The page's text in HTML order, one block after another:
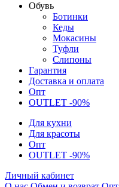
Обувь
Ботинки
Кеды
Мокасины
Туфли
Слипоны
Гарантия
Доставка и оплата
Опт
OUTLET -90%
Для кухни
Для красоты
Опт
OUTLET -90%
Личный кабинет